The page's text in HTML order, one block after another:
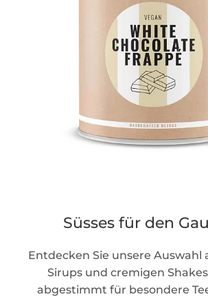
Süsses für den
Entdecken Sie unsere Auswahl
Sirups und cremigen
abgestimmt für besondere